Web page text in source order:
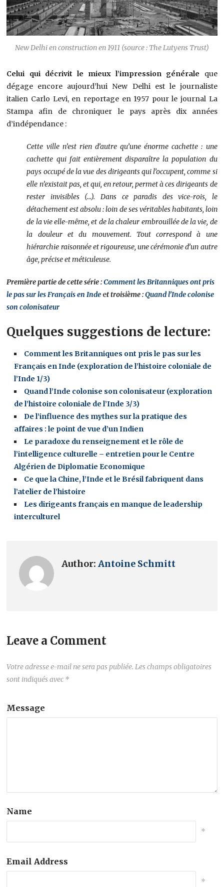
New Delhi en construction en 1911 (source : The Lutyens Trust)
Celui qui décrivit le mieux l’impression générale que
dégage encore aujourd’hui New Delhi est le journaliste
italien Carlo Levi, en reportage en 1957 pour le journal La
Stampa afin de chroniquer le pays après dix années
d’indépendance :
Cette ville n’est rien d’autre qu’une énorme cachette : une
cachette qui fait entièrement disparaître la population du
pays occupé de la vue des dirigeants qui l’occupent, comme si
elle n’existait pas, et qui, en retour, permet à ces dirigeants de
rester invisibles (…). Dans ce paradis des vice-rois, le
détachement est absolu : loin de ses véritables habitants, loin
de la vie elle-même, et de la chaleur embrouillée de la vie, de
la douleur et du mouvement. Tout correspond à une
hiérarchie raisonnée et rigoureuse, une cérémonie d’un autre
âge, précise et méticuleuse.
Première partie de cette série :Comment les Britanniques ont pris
le pas sur les Français en Inde et troisième :Quand l’Inde colonise
son colonisateur
Quelques suggestions de lecture:
Comment les Britanniques ont pris le pas sur les
Français en Inde (exploration de l’histoire coloniale de
l’Inde 1/3)
Quand l’Inde colonise son colonisateur (exploration
de l’histoire coloniale de l’Inde 3/3)
De l’influence des mythes sur la pratique des
affaires : le point de vue d’un Indien
Le paradoxe du renseignement et le rôle de
l’intelligence culturelle – entretien pour le Centre
Algérien de Diplomatie Economique
Ce que la Chine, l’Inde et le Brésil fabriquent dans
l’atelier de l’histoire
Les dirigeants français en manque de leadership
interculturel
Author:Antoine Schmitt
Leave a Comment
Votre adresse e-mail ne sera pas publiée. Les champs obligatoires
sont indiqués avec *
Message
Name
*
Email Address
*